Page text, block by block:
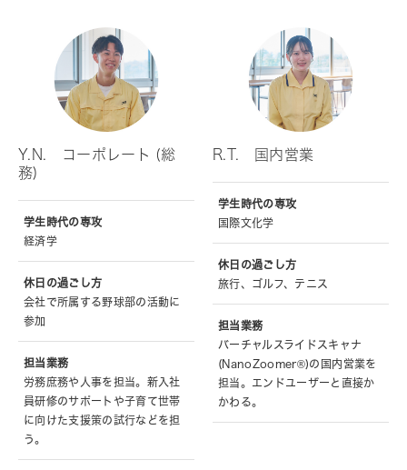
Y.N. コーポレート (総
務)
学生時代の専攻
経済学
休日の過ごし方
会社で所属する野球部の活動に
参加
担当業務
労務庶務や人事を担当。新入社
員研修のサポートや子育て世帯
に向けた支援策の試行などを担
う。
R.T. 国内営業
学生時代の専攻
国際文化学
休日の過ごし方
旅行、ゴルフ、テニス
担当業務
バーチャルスライドスキャナ
(NanoZoomer®)の国内営業を
担当。エンドユーザーと直接か
かわる。